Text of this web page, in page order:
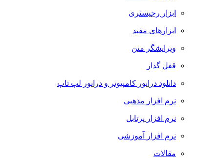
ابزار رجیستری
ابزارهای مفید
ویرایشگر متن
قفل گذار
دانلود درایور کامپیوتر و درایور لپ تاپ
نرم افزار مذهبی
نرم افزار پرتابل
نرم افزار آموزشی
مقالات